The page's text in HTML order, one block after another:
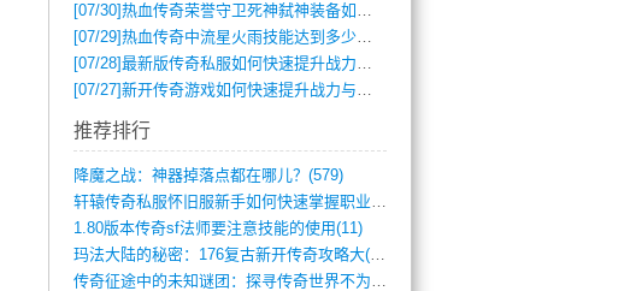
[07/30]热血传奇荣誉守卫死神弑神装备如何获取与佩戴攻略？
[07/29]热血传奇中流星火雨技能达到多少级可以开始练装备？
[07/28]最新版传奇私服如何快速提升战力与获取稀有装备？
[07/27]新开传奇游戏如何快速提升战力与获取稀有装备？
推荐排行
降魔之战：神器掉落点都在哪儿？(579)
轩辕传奇私服怀旧服新手如何快速掌握职业选(993)
1.80版本传奇sf法师要注意技能的使用(11)
玛法大陆的秘密：176复古新开传奇攻略大(486)
传奇征途中的未知谜团：探寻传奇世界不为人(595)